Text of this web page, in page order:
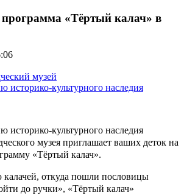
«Тёртый калач» в
музей
историко-культурного наследия
историко-культурного наследия
музея приглашает ваших деток на
«Тёртый калач».
откуда пошли пословицы
до ручки», «Тёртый калач»